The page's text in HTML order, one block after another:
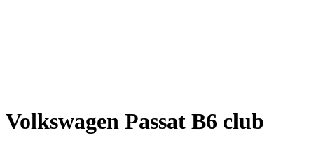
Volkswagen Passat B6 club